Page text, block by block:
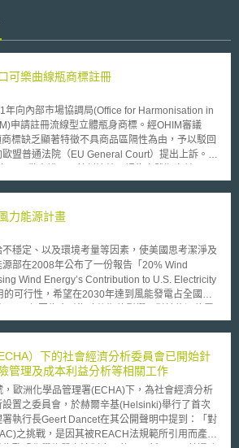
可樂曲線瓶商標註冊
向內部市場協調局(Office for Harmonisation in
申請註冊流線型立體瓶身商標。經OHIM審議
標缺乏顯著特徵不具商品區隔性為由，予以駁回
盟普通法院（EU General Court）提出上訴。
的具體特徵，根據共同體商標條例第7(1)(b)條
明顯的商品獨特性，不能讓消費者得以一眼看出
，得與他人之商品或服務相區別者)排除7(1)(b)之
可樂公司敗訴。 透過此案件，一定
立體商標認定上相對審慎的態度。 在歐盟
，係依照歐盟「共同體商標條例」(Council
2009)所規範。經申請通過之歐洲共體商標(CTM)
註冊商標是具有難度的，必須係該外觀及形狀為
於TIPS網站（https://www.tips.org.tw）」
力能源計畫
定、以及環境考量等因素，使美國思考潔淨及
部在2008年公布了一份報告「20% Wind
Wind Energy’s Contribution to U.S. Electricity
可行性，希望在2030年達到風能發電占全國
發展減緩。而面臨一些新興的市場，例如拉丁美
年所累積的風能更超越美國，美國再度投入相
美國能源部宣布展開一項投入1.8億、長達六
此計畫的第一步將於今年投入二千萬於全美
源，這些風力能源計畫將能加速風力科技的重大發
樣性規劃、提升經濟發展。離岸風力是美國相當
提供超過4000GW的能量，可以緩和美國的能源
而且能夠提供大部分人民居住的沿海城市的能源
）下的社會經濟分析委員會已開始針
管理及成本利益分析等相關工作
洲化學品管理署(ECHA)下，為社會經濟分析
置之委員會，於赫爾辛基(Helsinki)舉行了首次
執行長Geert Dancet在其公開聲明中提到：「對
之挑戰，是因其被REACH法規範所引用而產